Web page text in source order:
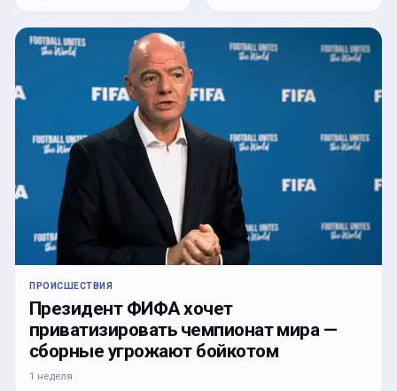
ПРОИСШЕСТВИЯ
Президент ФИФА хочет
приватизировать чемпионат мира —
сборные угрожают бойкотом
1 неделя